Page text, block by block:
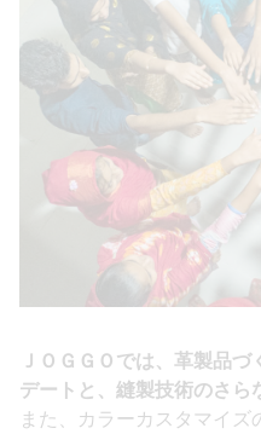
ＪＯＧＧＯでは、革製品
デートと、縫製技術のさら
また、カラーカスタマイ